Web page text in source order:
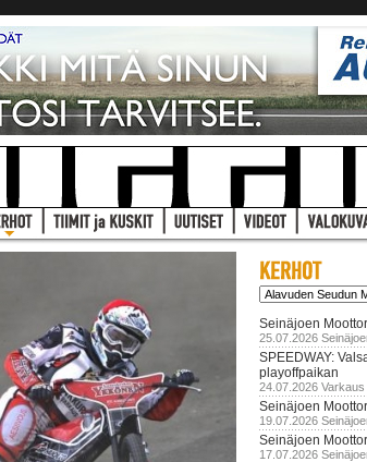
Seinäjoen
25.07.2026
SPEEDWAY:
playoffpaikan
24.07.2026
Seinäjoen
19.07.2026
Seinäjoen
17.07.2026